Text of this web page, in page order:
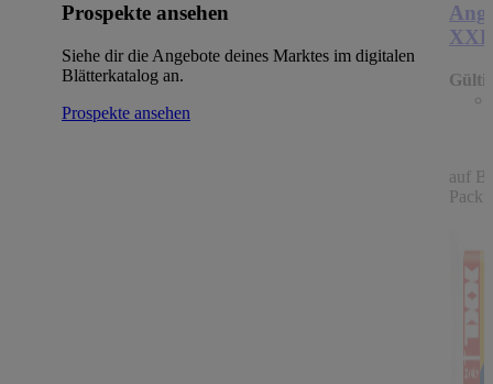
Prospekte ansehen
Siehe dir die Angebote deines Marktes im digitalen
Blätterkatalog an.
Prospekte ansehen
XXL
auf